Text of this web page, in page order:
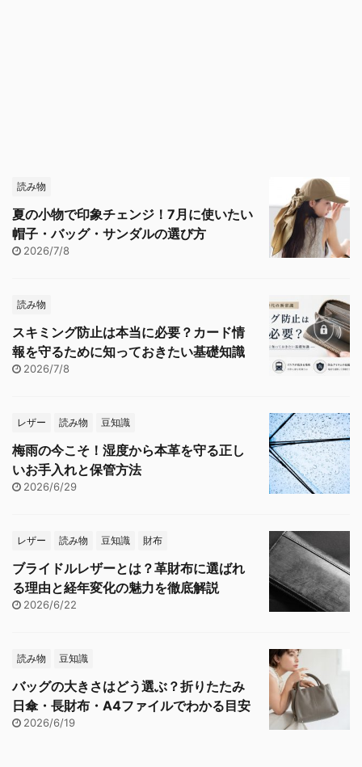
読み物
夏の小物で印象チェンジ！7月に使いたい
帽子・バッグ・サンダルの選び方
2026/7/8
読み物
スキミング防止は本当に必要？カード情
報を守るために知っておきたい基礎知識
2026/7/8
レザー 読み物 豆知識
梅雨の今こそ！湿度から本革を守る正し
いお手入れと保管方法
2026/6/29
レザー 読み物 豆知識 財布
ブライドルレザーとは？革財布に選ばれ
る理由と経年変化の魅力を徹底解説
2026/6/22
読み物 豆知識
バッグの大きさはどう選ぶ？折りたたみ
日傘・長財布・A4ファイルでわかる目安
2026/6/19